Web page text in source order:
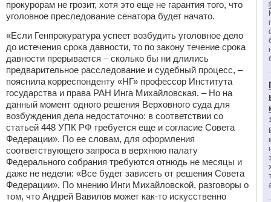
прокурорам не грозит, хотя это еще не гарантия того, что
уголовное преследование сенатора будет начато.
«Если Генпрокуратура успеет возбудить уголовное дело
до истечения срока давности, то по закону течение срока
давности прерывается – сколько бы ни длились
предварительное расследование и судебный процесс, –
пояснила корреспонденту «НГ» профессор Института
государства и права РАН Инга Михайловская. – Но на
данный момент одного решения Верховного суда для
возбуждения дела недостаточно: в соответствии со
статьей 448 УПК РФ требуется еще и согласие Совета
Федерации». По ее словам, для оформления
соответствующего запроса в верхнюю палату
Федерального собрания требуются отнюдь не месяцы и
даже не недели: «Все будет зависеть от решения Совета
Федерации». По мнению Инги Михайловской, разговоры о
том, что Андрей Вавилов может как-то искусственно